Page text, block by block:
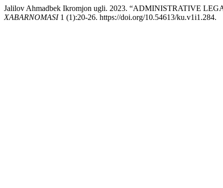
Jalilov Ahmadbek Ikromjon ugli. 2023. “ADMINISTRATIVE
XABARNOMASI1 (1):20-26. https://doi.org/10.54613/ku.v1i1.284.